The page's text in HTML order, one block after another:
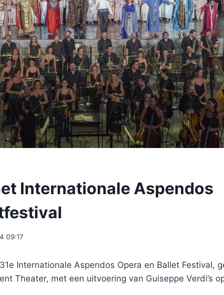
Internationale Aspendos
09:17
Internationale Aspendos Opera en Ballet Festival,
Theater, met een uitvoering van Guiseppe Verdi’s